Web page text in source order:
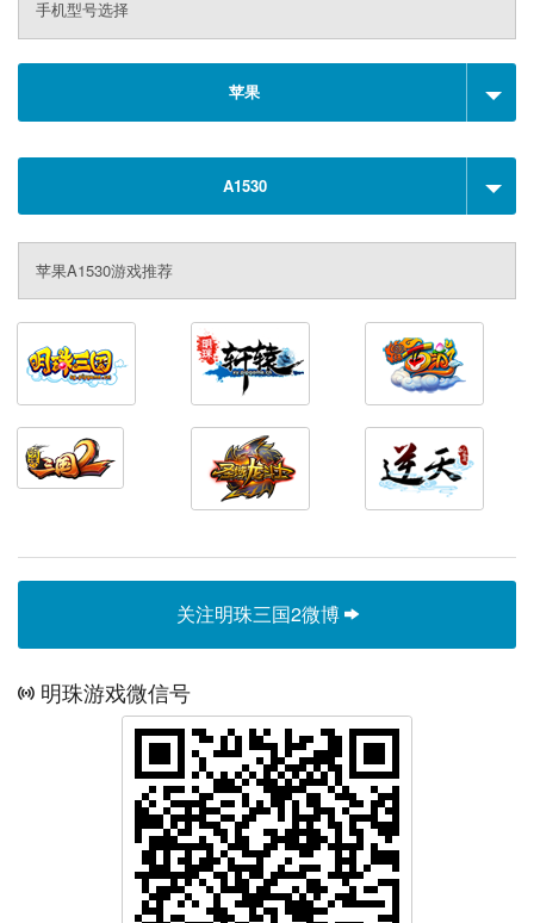
手机型号选择
苹果
A1530
苹果A1530游戏推荐
关注明珠三国2微博
明珠游戏微信号